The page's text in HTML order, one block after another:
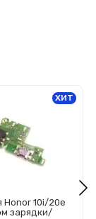
Honor 10i/20e
зарядки/
ХИТ